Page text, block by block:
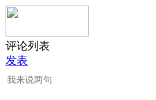
评论列表
发表